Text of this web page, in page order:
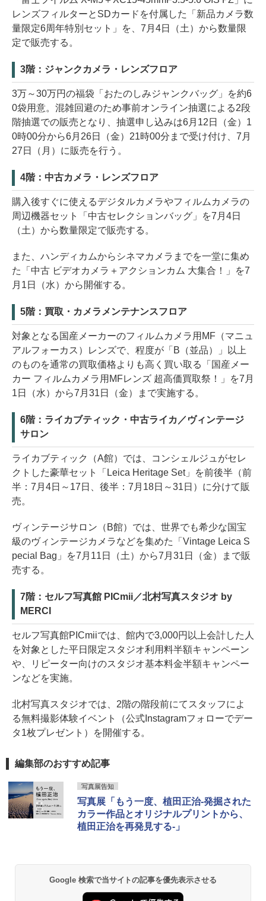
レンズフィルターとSDカードを付属した「新品カメラ数
量限定6周年特別セット」を、7月4日（土）から数量限
定で販売する。
3階：ジャンクカメラ・レンズフロア
3万～30万円の福袋「おたのしみジャンクバッグ」を約6
0袋用意。混雑回避のため事前オンライン抽選による2段
階抽選での販売となり、抽選申し込みは6月12日（金）1
0時00分から6月26日（金）21時00分まで受け付け、7月
27日（月）に販売を行う。
4階：中古カメラ・レンズフロア
購入後すぐに使えるデジタルカメラやフィルムカメラの
周辺機器セット「中古セレクションバッグ」を7月4日
（土）から数量限定で販売する。
また、ハンディカムからシネマカメラまでを一堂に集め
た「中古 ビデオカメラ＋アクションカム 大集合！」を7
月1日（水）から開催する。
5階：買取・カメラメンテナンスフロア
対象となる国産メーカーのフィルムカメラ用MF（マニュ
アルフォーカス）レンズで、程度が「B（並品）」以上
のものを通常の買取価格よりも高く買い取る「国産メー
カー フィルムカメラ用MFレンズ 超高価買取祭！」を7月
1日（水）から7月31日（金）まで実施する。
6階：ライカブティック・中古ライカ／ヴィンテージ
サロン
ライカブティック（A館）では、コンシェルジュがセレ
クトした豪華セット「Leica Heritage Set」を前後半（前
半：7月4日～17日、後半：7月18日～31日）に分けて販
売。
ヴィンテージサロン（B館）では、世界でも希少な国宝
級のヴィンテージカメラなどを集めた「Vintage Leica S
pecial Bag」を7月11日（土）から7月31日（金）まで販
売する。
7階：セルフ写真館 PICmii／北村写真スタジオ by
MERCI
セルフ写真館PICmiiでは、館内で3,000円以上会計した人
を対象とした平日限定スタジオ利用料半額キャンペーン
や、リピーター向けのスタジオ基本料金半額キャンペー
ンなどを実施。
北村写真スタジオでは、2階の階段前にてスタッフによ
る無料撮影体験イベント（公式Instagramフォローでデー
タ1枚プレゼント）を開催する。
編集部のおすすめ記事
写真展告知
写真展「もう一度、植田正治-発掘された
カラー作品とオリジナルプリントから、
植田正治を再発見する-」
Google 検索で当サイトの記事を優先表示させる